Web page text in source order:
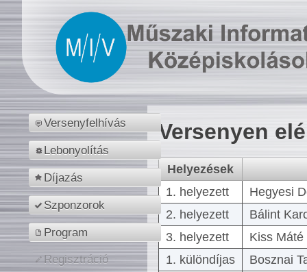
Versenyfelhívás
Lebonyolítás
Díjazás
Szponzorok
Program
Regisztráció
Versenyen
Helyezések
1. helyezett
Hegyesi
2. helyezett
Bálint
3. helyezett
Kiss
1. különdíjas
Bosznai